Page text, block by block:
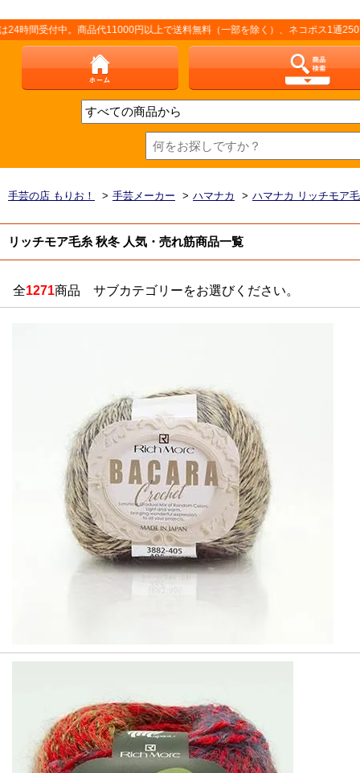
。商品代11000円以上で送料無料（一部を除く）、ネコポス1通250円（厚さ
手芸の店 もりお！ > 手芸メーカー > ハマナカ > ハマナカ リッチモア
リッチモア毛糸 秋冬 人気・売れ筋商品一覧
全1271商品 サブカテゴリーをお選びください。